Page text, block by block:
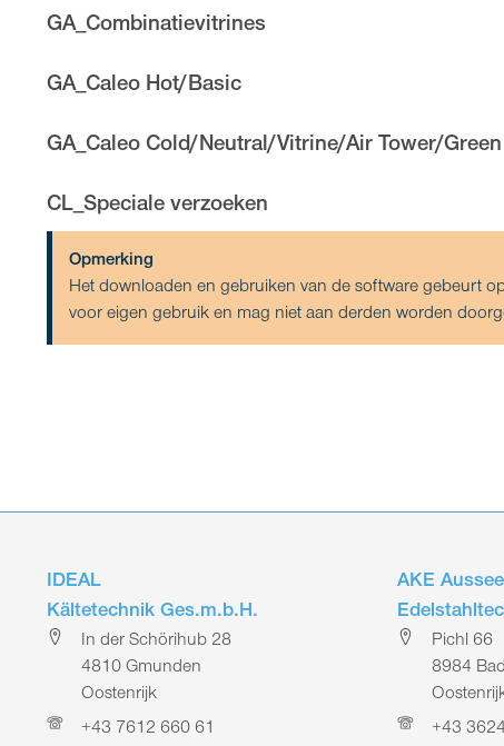
GA_Combinatievitrines
GA_Caleo Hot/Basic
GA_Caleo Cold/Neutral/Vitrine/Air Tower/
CL_Speciale verzoeken
Opmerking
Het downloaden en gebruiken van de software gebeurt
voor eigen gebruik en mag niet aan derden worden
IDEAL
Kältetechnik Ges.m.b.H.
In der Schörihub 28
4810 Gmunden
Oostenrijk
+43 7612 660 61
AKE
Pichl 66
8984
+43